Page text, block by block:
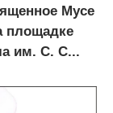
Мусе
площадке
им. С. С...